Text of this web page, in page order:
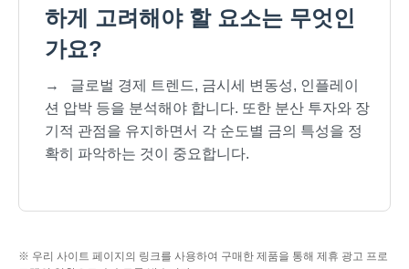
하게 고려해야 할 요소는 무엇인
가요?
→
글로벌 경제 트렌드, 금시세 변동성, 인플레이
션 압박 등을 분석해야 합니다. 또한 분산 투자와 장
기적 관점을 유지하면서 각 순도별 금의 특성을 정
확히 파악하는 것이 중요합니다.
※ 우리 사이트 페이지의 링크를 사용하여 구매한 제품을 통해 제휴 광고 프로